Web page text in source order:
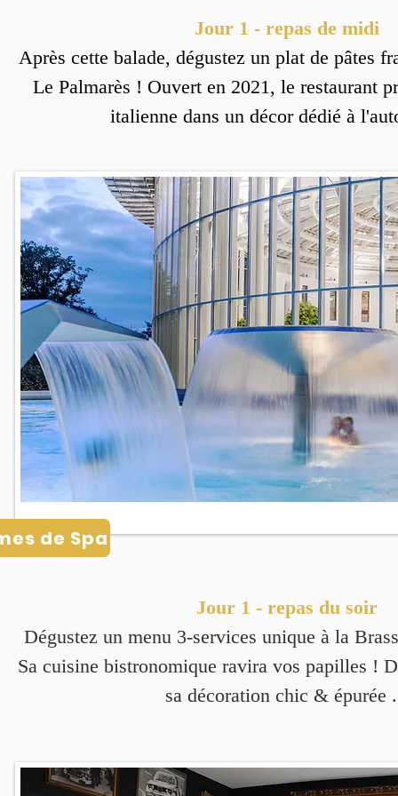
Jour 1 - repas de midi
Après cette balade, dégustez un plat de pâtes
Le Palmarès ! Ouvert en 2021, le restaurant
italienne dans un décor dédié à
de Spa
Jour 1 - repas du soir
Dégustez un menu 3-services unique à la
Sa cuisine bistronomique ravira vos papilles !
sa décoration chic & épurée